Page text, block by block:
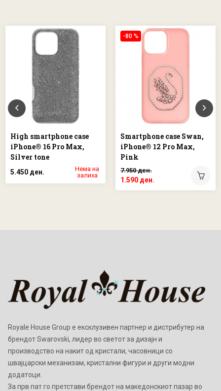
High smartphone case
iPhone® 16 Pro Max,
Silver tone
5.450 ден.
Нема на
залиха
-80 %
Smartphone case Swan,
iPhone® 12 Pro Max,
Pink
7.950 ден.
1.590 ден.
Royale House Group е ексклузивен партнер и дистрибутер на
брендот Swarovski, лидер во светот за дизајн и
производство на накит од кристали, часовници со
швајцарски механизам, кристални фигури и други модни
додатоци.
Зa прв пат го претстави брендот на македонскиот пазар во